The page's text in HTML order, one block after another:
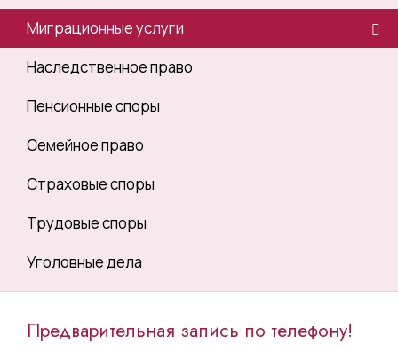
Миграционные услуги
Наследственное право
Пенсионные споры
Семейное право
Страховые споры
Трудовые споры
Уголовные дела
Предварительная запись по телефону!